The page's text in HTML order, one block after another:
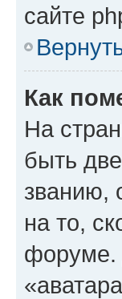
сайте
Как
На
быть
званию,
на то,
форуме.